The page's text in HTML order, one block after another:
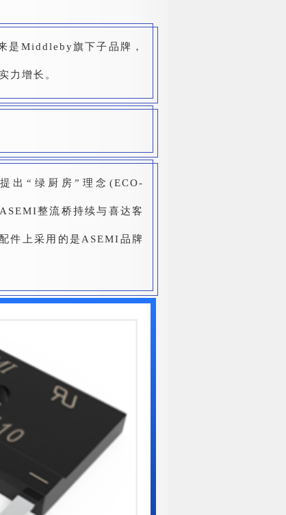
是Middleby旗下子品牌，
力增长。
出“绿厨房”理念(ECO-
整流桥持续与喜达客
件上采用的是ASEMI品牌